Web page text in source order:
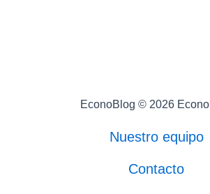
EconoBlog © 2026
Nuestro equipo
Contacto